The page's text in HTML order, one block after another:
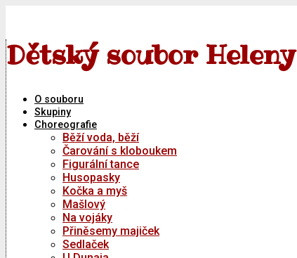
Dětský soubor
O souboru
Skupiny
Choreografie
Běží voda, běží
Čarování s kloboukem
Figurální tance
Husopasky
Kočka a myš
Mašlový
Na vojáky
Přiněsemy majiček
Sedlaček